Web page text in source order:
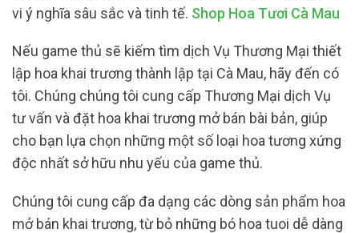
vi ý nghĩa sâu sắc và tinh tế. Shop Hoa Tươi Cà Mau
Nếu game thủ sẽ kiếm tìm dịch Vụ Thương Mại thiết
lập hoa khai trương thành lập tại Cà Mau, hãy đến có
tôi. Chúng chúng tôi cung cấp Thương Mại dịch Vụ
tư vấn và đặt hoa khai trương mở bán bài bản, giúp
cho bạn lựa chọn những một số loại hoa tương xứng
độc nhất sở hữu nhu yếu của game thủ.
Chúng tôi cung cấp đa dạng các dòng sản phẩm hoa
mở bán khai trương, từ bỏ những bó hoa tuoi dễ dàng